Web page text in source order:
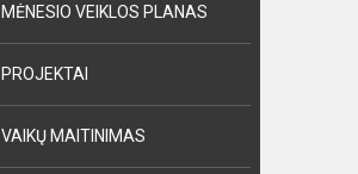
MĖNESIO VEIKLOS PLANAS
PROJEKTAI
VAIKŲ MAITINIMAS